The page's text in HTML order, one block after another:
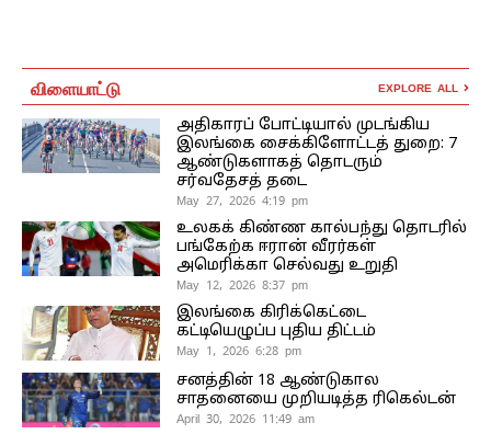
விளையாட்டு EXPLORE ALL
அதிகாரப் போட்டியால் முடங்கிய
இலங்கை சைக்கிளோட்டத் துறை: 7
ஆண்டுகளாகத் தொடரும்
சர்வதேசத் தடை
May 27, 2026 4:19 pm
உலகக் கிண்ண கால்பந்து தொடரில்
பங்கேற்க ஈரான் வீரர்கள்
அமெரிக்கா செல்வது உறுதி
May 12, 2026 8:37 pm
இலங்கை கிரிக்கெட்டை
கட்டியெழுப்ப புதிய திட்டம்
May 1, 2026 6:28 pm
சனத்தின் 18 ஆண்டுகால
சாதனையை முறியடித்த ரிகெல்டன்
April 30, 2026 11:49 am